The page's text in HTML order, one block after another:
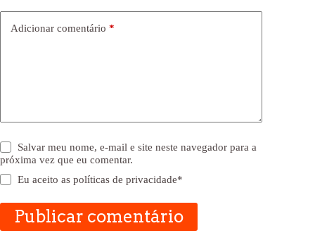
Adicionar comentário *
Salvar meu nome, e-mail e site neste navegador para a
próxima vez que eu comentar.
Eu aceito aspolíticas de privacidade*
Publicar comentário